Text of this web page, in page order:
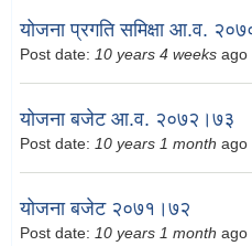
योजना प्रगति समिक्षा आ.व.
Post date: 10 years 4 weeks ago
योजना बजेट आ.व. २०७२।७३
Post date: 10 years 1 month ago
योजना बजेट २०७१।७२
Post date: 10 years 1 month ago